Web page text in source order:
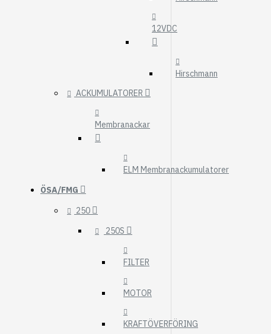
12VDC
Hirschmann
ACKUMULATORER
Membranackar
ELM Membranackumulatorer
ÖSA/FMG
250
250S
FILTER
MOTOR
KRAFTÖVERFÖRING